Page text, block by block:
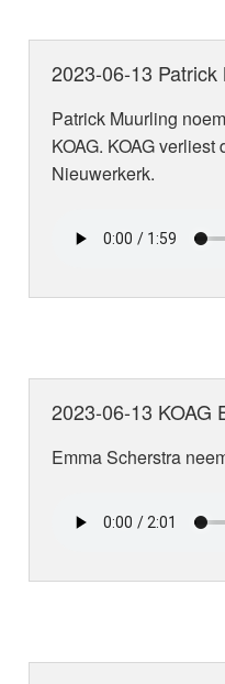
Info
2023-06-13 Patrick
Patrick Muurling
KOAG. KOAG
Nieuwerkerk.
2023-06-13 KOAG
Emma Scherstra